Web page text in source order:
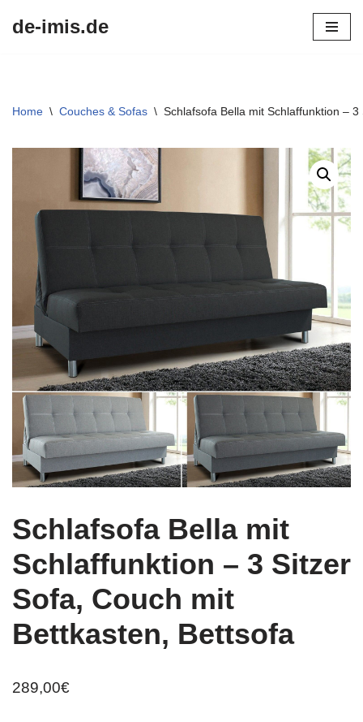
de-imis.de
Home \ Couches & Sofas \ Schlafsofa Bella mit Schlaffunktion –
Schlafsofa Bella mit
Schlaffunktion – 3 Sitzer
Sofa, Couch mit
Bettkasten, Bettsofa
289,00€